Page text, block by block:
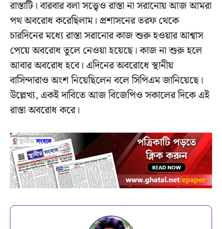
রাস্তাটি। বারবার বলা সত্ত্বেও রাস্তা না সরানোয় আজ আমরা
পথ অবরোধ করেছিলাম। প্রশাসনের তরফ থেকে
চারদিনের মধ্যে রাস্তা সরানোর কাজ শুরু হওয়ার আশ্বাস
পেয়ে অবরোধ তুলে নেওয়া হয়েছে। কাজ না শুরু হলে
আবার অবরোধ হবে। এদিনের অবরোধে স্থানীয়
বাসিন্দারাও অংশ নিয়েছিলেন বলে সিপিএম জানিয়েছে।
উল্লেখ্য, একই দাবিতে আজ বিজেপিও সকালের দিকে এই
রাস্তা অবরোধ করে।